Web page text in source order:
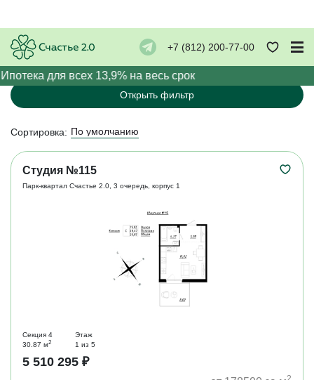
+7 (812) 200-77-00
для всех 13,9% на весь срок
Квартиры-студии в ЖК «Счастье
2.0»
Открыть фильтр
Сортировка: По умолчанию
Студия №115
Парк-квартал Счастье 2.0, 3 очередь, корпус 1
Секция 4
30.87 м2
Этаж
1 из 5
5 510 295 ₽